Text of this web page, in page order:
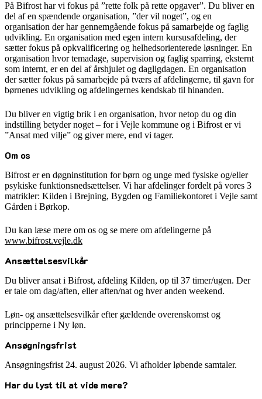
På Bifrost har vi fokus på ”rette folk på rette opgaver”. Du bliver en
del af en spændende organisation, ”der vil noget”, og en
organisation der har gennemgående fokus på samarbejde og faglig
udvikling. En organisation med egen intern kursusafdeling, der
sætter fokus på opkvalificering og helhedsorienterede løsninger. En
organisation hvor temadage, supervision og faglig sparring, eksternt
som internt, er en del af årshjulet og dagligdagen. En organisation
der sætter fokus på samarbejde på tværs af afdelingerne, til gavn for
børnenes udvikling og afdelingernes kendskab til hinanden.
Du bliver en vigtig brik i en organisation, hvor netop du og din
indstilling betyder noget – for i Vejle kommune og i Bifrost er vi
”Ansat med vilje” og giver mere, end vi tager.
Om os
Bifrost er en døgninstitution for børn og unge med fysiske og/eller
psykiske funktionsnedsættelser. Vi har afdelinger fordelt på vores 3
matrikler: Kilden i Brejning, Bygden og Familiekontoret i Vejle samt
Gården i Børkop.
Du kan læse mere om os og se mere om afdelingerne på
www.bifrost.vejle.dk
Ansættelsesvilkår
Du bliver ansat i Bifrost, afdeling Kilden, op til 37 timer/ugen. Der
er tale om dag/aften, eller aften/nat og hver anden weekend.
Løn- og ansættelsesvilkår efter gældende overenskomst og
principperne i Ny løn.
Ansøgningsfrist
Ansøgningsfrist 24. august 2026. Vi afholder løbende samtaler.
Har du lyst til at vide mere?